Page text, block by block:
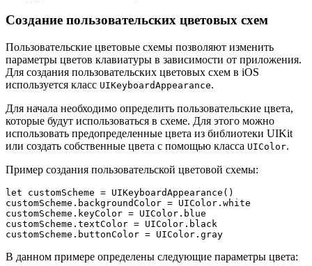
Создание пользовательских цветовых схем
Пользовательские цветовые схемы позволяют изменить
параметры цветов клавиатуры в зависимости от приложения.
Для создания пользовательских цветовых схем в iOS
используется класс UIKeyboardAppearance.
Для начала необходимо определить пользовательские цвета,
которые будут использоваться в схеме. Для этого можно
использовать предопределенные цвета из библиотеки UIKit
или создать собственные цвета с помощью класса UIColor.
Пример создания пользовательской цветовой схемы:
let customScheme = UIKeyboardAppearance()
customScheme.backgroundColor = UIColor.white
customScheme.keyColor = UIColor.blue
customScheme.textColor = UIColor.black
В данном примере определены следующие параметры цвета: